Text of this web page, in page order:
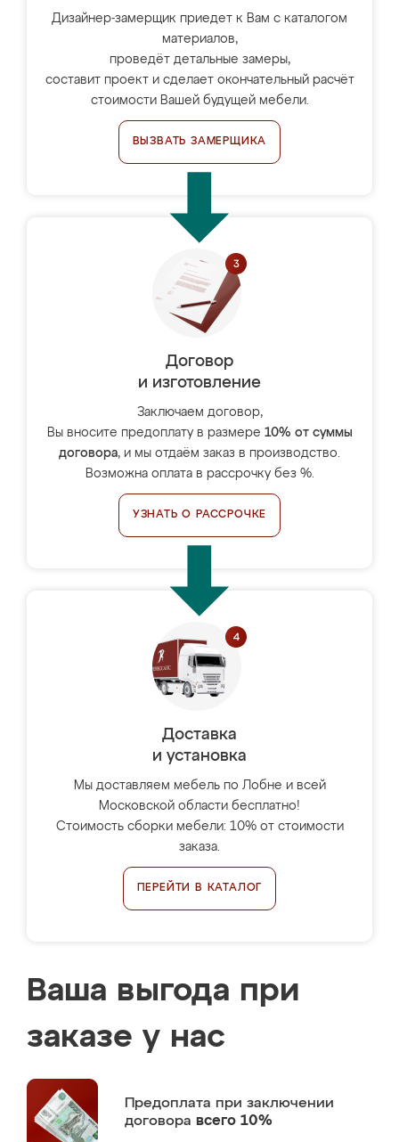
Дизайнер-замерщик приедет к Вам с каталогом
материалов,
проведёт детальные замеры,
составит проект и сделает окончательный расчёт
стоимости Вашей будущей мебели.
ВЫЗВАТЬ ЗАМЕРЩИКА
Договор
и изготовление
Заключаем договор,
Вы вносите предоплату в размере 10% от суммы
договора, и мы отдаём заказ в производство.
Возможна оплата в рассрочку без %.
УЗНАТЬ О РАССРОЧКЕ
Доставка
и установка
Мы доставляем мебель по Лобне и всей
Московской области бесплатно!
Стоимость сборки мебели: 10% от стоимости
заказа.
ПЕРЕЙТИ В КАТАЛОГ
Ваша выгода при
заказе у нас
Предоплата при заключении
договора всего 10%